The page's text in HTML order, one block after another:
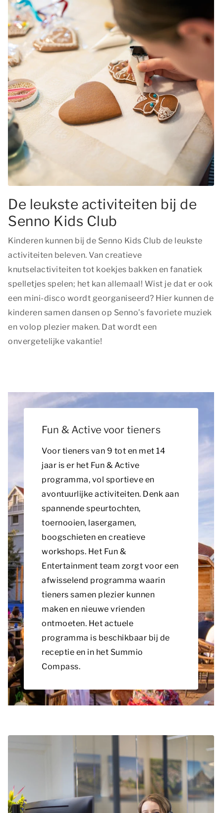
De leukste activiteiten bij de
Senno Kids Club
Kinderen kunnen bij de Senno Kids Club de leukste
activiteiten beleven. Van creatieve
knutselactiviteiten tot koekjes bakken en fanatiek
spelletjes spelen; het kan allemaal! Wist je dat er ook
een mini-disco wordt georganiseerd? Hier kunnen de
kinderen samen dansen op Senno’s favoriete muziek
en volop plezier maken. Dat wordt een
onvergetelijke vakantie!
Fun & Active voor tieners
Voor tieners van 9 tot en met 14
jaar is er het Fun & Active
programma, vol sportieve en
avontuurlijke activiteiten. Denk aan
spannende speurtochten,
toernooien, lasergamen,
boogschieten en creatieve
workshops. Het Fun &
Entertainment team zorgt voor een
afwisselend programma waarin
tieners samen plezier kunnen
maken en nieuwe vrienden
ontmoeten. Het actuele
programma is beschikbaar bij de
receptie en in het Summio
Compass.